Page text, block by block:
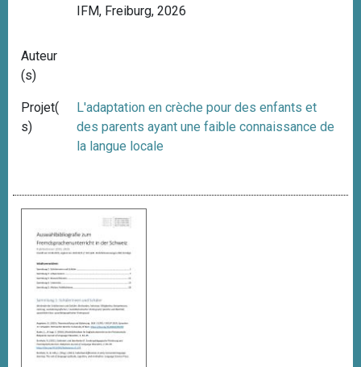
IFM, Freiburg, 2026
Auteur
(s)
Projet(
s)
L'adaptation en crèche pour des enfants et
des parents ayant une faible connaissance de
la langue locale